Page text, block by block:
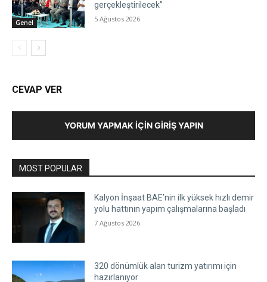
Genel
gerçekleştirilecek”
5 Ağustos 2026
CEVAP VER
YORUM YAPMAK İÇIN GIRIŞ YAPIN
MOST POPULAR
Kalyon İnşaat BAE’nin ilk yüksek hızlı demir
yolu hattının yapım çalışmalarına başladı
7 Ağustos 2026
320 dönümlük alan turizm yatırımı için
hazırlanıyor